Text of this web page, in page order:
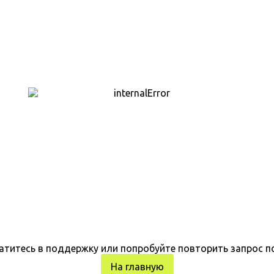
в поддержку или попробуйте повторить запрос
На главную